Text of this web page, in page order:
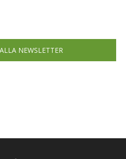
NEWSLETTER